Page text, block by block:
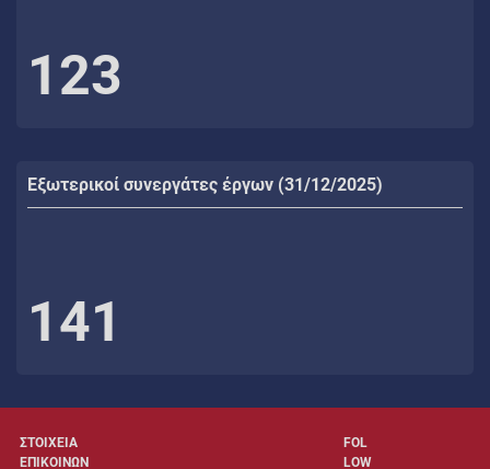
123
Εξωτερικοί συνεργάτες έργων (31/12/2025)
141
ΣΤΟΙΧΕΙΑ
ΕΠΙΚΟΙΝΩΝ
FOL
LOW